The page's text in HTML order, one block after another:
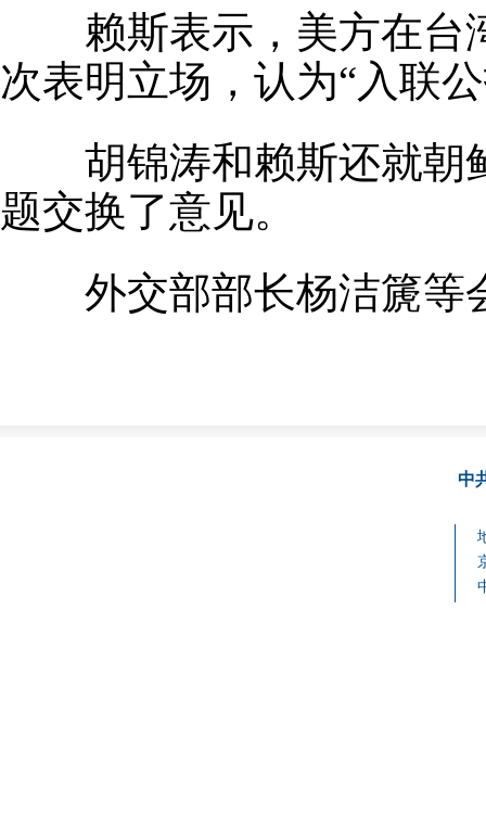
赖斯表示，美方在台
次表明立场，认为“入联
胡锦涛和赖斯还就朝
题交换了意见。
外交部部长杨洁篪等
中